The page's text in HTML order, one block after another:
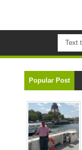
Popular Post